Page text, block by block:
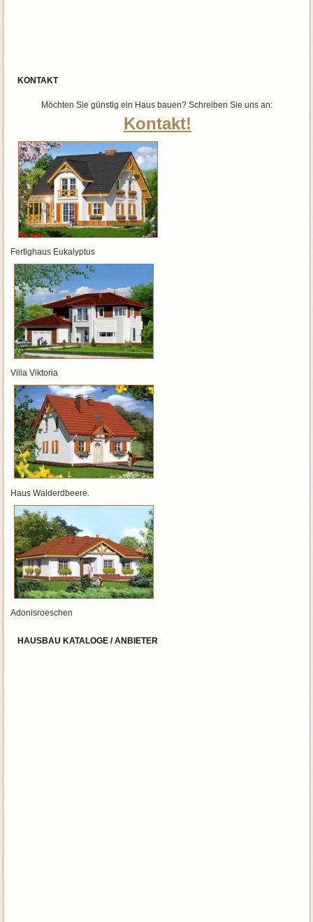
KONTAKT
Möchten Sie günstig ein Haus bauen? Schreiben Sie uns an:
Kontakt!
Fertighaus Eukalyptus
Villa Viktoria
Haus Walderdbeere.
Adonisroeschen
HAUSBAU KATALOGE / ANBIETER